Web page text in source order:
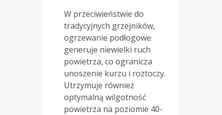
W przeciwieństwie do
tradycyjnych grzejników,
ogrzewanie podłogowe
generuje niewielki ruch
powietrza, co ogranicza
unoszenie kurzu i roztoczy.
Utrzymuje również
optymalną wilgotność
powietrza na poziomie 40-